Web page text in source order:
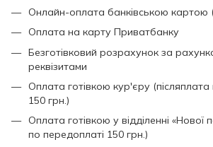
Онлайн-оплата банківською картою
Оплата на карту Приватбанку
Безготівковий розрахунок за
реквізитами
Оплата готівкою кур'єру
150 грн.)
Оплата готівкою у відділенні «Нової
по передоплаті 150 грн.)